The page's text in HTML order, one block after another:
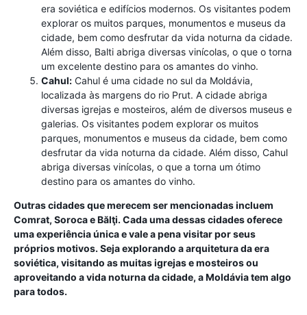
era soviética e edifícios modernos. Os visitantes podem
explorar os muitos parques, monumentos e museus da
cidade, bem como desfrutar da vida noturna da cidade.
Além disso, Balti abriga diversas vinícolas, o que o torna
um excelente destino para os amantes do vinho.
Cahul: Cahul é uma cidade no sul da Moldávia,
localizada às margens do rio Prut. A cidade abriga
diversas igrejas e mosteiros, além de diversos museus e
galerias. Os visitantes podem explorar os muitos
parques, monumentos e museus da cidade, bem como
desfrutar da vida noturna da cidade. Além disso, Cahul
abriga diversas vinícolas, o que a torna um ótimo
destino para os amantes do vinho.
Outras cidades que merecem ser mencionadas incluem
Comrat, Soroca e Bălţi. Cada uma dessas cidades oferece
uma experiência única e vale a pena visitar por seus
próprios motivos. Seja explorando a arquitetura da era
soviética, visitando as muitas igrejas e mosteiros ou
aproveitando a vida noturna da cidade, a Moldávia tem algo
para todos.